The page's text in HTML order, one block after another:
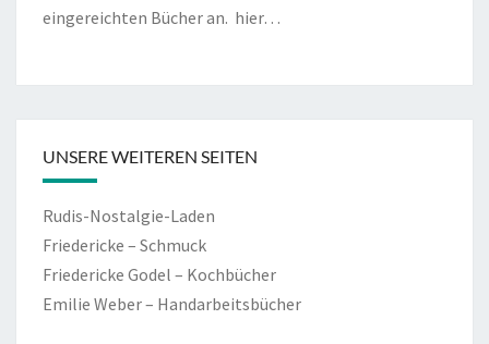
eingereichten Bücher an. hier…
UNSERE WEITEREN SEITEN
Rudis-Nostalgie-Laden
Friedericke – Schmuck
Friedericke Godel – Kochbücher
Emilie Weber – Handarbeitsbücher